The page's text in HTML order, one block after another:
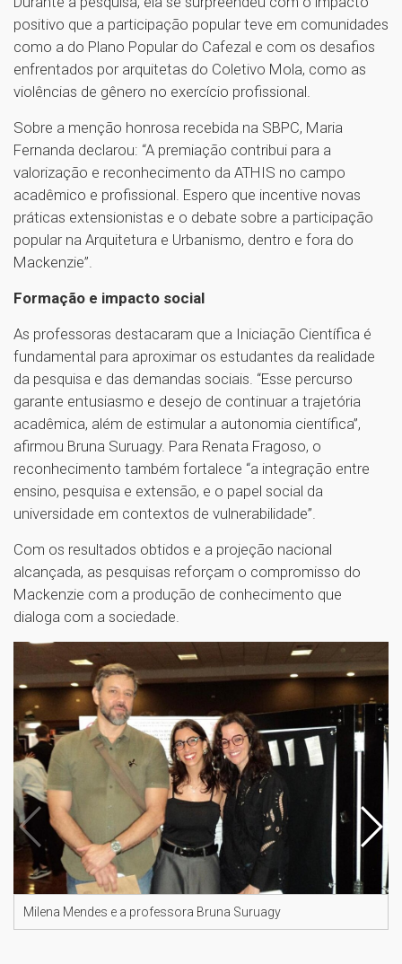
positivo que a participação popular teve em comunidades
como a do Plano Popular do Cafezal e com os desafios
enfrentados por arquitetas do Coletivo Mola, como as
violências de gênero no exercício profissional.
Sobre a menção honrosa recebida na SBPC, Maria
Fernanda declarou: “A premiação contribui para a
valorização e reconhecimento da ATHIS no campo
acadêmico e profissional. Espero que incentive novas
práticas extensionistas e o debate sobre a participação
popular na Arquitetura e Urbanismo, dentro e fora do
Mackenzie”.
Formação e impacto social
As professoras destacaram que a Iniciação Científica é
fundamental para aproximar os estudantes da realidade
da pesquisa e das demandas sociais. “Esse percurso
garante entusiasmo e desejo de continuar a trajetória
acadêmica, além de estimular a autonomia científica”,
afirmou Bruna Suruagy. Para Renata Fragoso, o
reconhecimento também fortalece “a integração entre
ensino, pesquisa e extensão, e o papel social da
universidade em contextos de vulnerabilidade”.
Com os resultados obtidos e a projeção nacional
alcançada, as pesquisas reforçam o compromisso do
Mackenzie com a produção de conhecimento que
dialoga com a sociedade.
Milena Mendes e a professora Bruna Suruagy